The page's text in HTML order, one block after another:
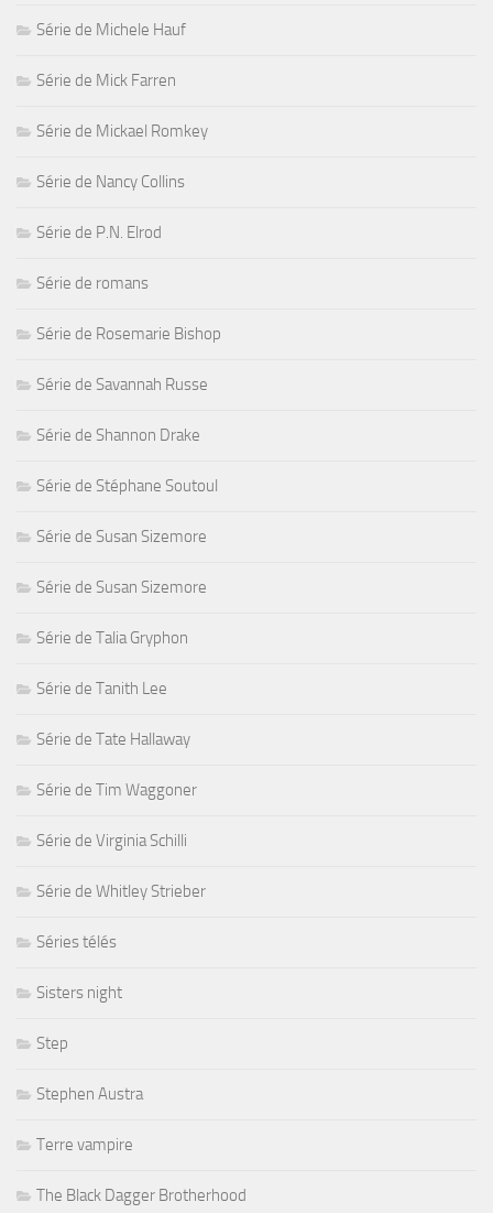
Série de Michele Hauf
Série de Mick Farren
Série de Mickael Romkey
Série de Nancy Collins
Série de P.N. Elrod
Série de romans
Série de Rosemarie Bishop
Série de Savannah Russe
Série de Shannon Drake
Série de Stéphane Soutoul
Série de Susan Sizemore
Série de Susan Sizemore
Série de Talia Gryphon
Série de Tanith Lee
Série de Tate Hallaway
Série de Tim Waggoner
Série de Virginia Schilli
Série de Whitley Strieber
Séries télés
Sisters night
Step
Stephen Austra
Terre vampire
The Black Dagger Brotherhood